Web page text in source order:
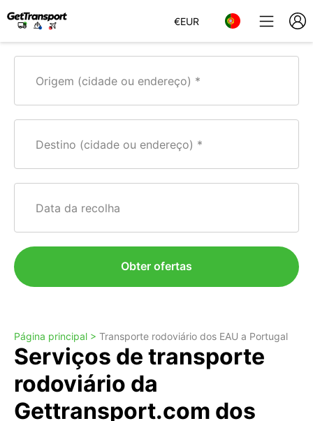
€EUR
Origem (cidade ou endereço)
Destino (cidade ou endereço)
Data da recolha
Obter ofertas
Página principal > Transporte rodoviário dos EAU a Portugal
Serviços de transporte
rodoviário da
Gettransport.com dos